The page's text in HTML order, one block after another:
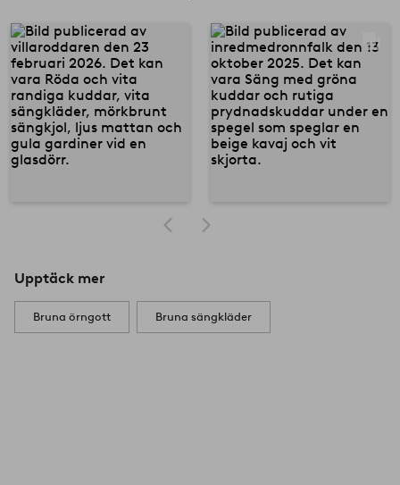
Upptäck mer
Bruna örngott Bruna sängkläder